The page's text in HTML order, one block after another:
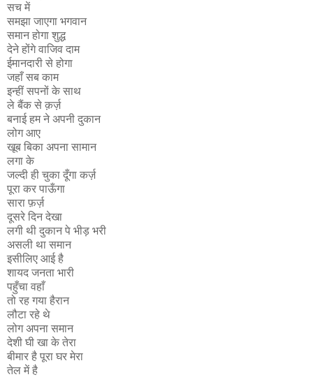
सच में
समझा जाएगा भगवान
समान होगा शुद्ध
देने होंगे वाजिव दाम
ईमानदारी से होगा
जहाँ सब काम
इन्हीं सपनों के साथ
ले बैंक से क़र्ज़
बनाई हम ने अपनी दुकान
लोग आए
खूब बिका अपना सामान
लगा के
जल्दी ही चुका दूँगा कर्ज़
पूरा कर पाऊँगा
सारा फ़र्ज़
दूसरे दिन देखा
लगी थी दुकान पे भीड़ भरी
असली था समान
इसीलिए आई है
शायद जनता भारी
पहुँचा वहाँ
तो रह गया हैरान
लौटा रहे थे
लोग अपना समान
देशी घी खा के तेरा
बीमार है पूरा घर मेरा
तेल में है